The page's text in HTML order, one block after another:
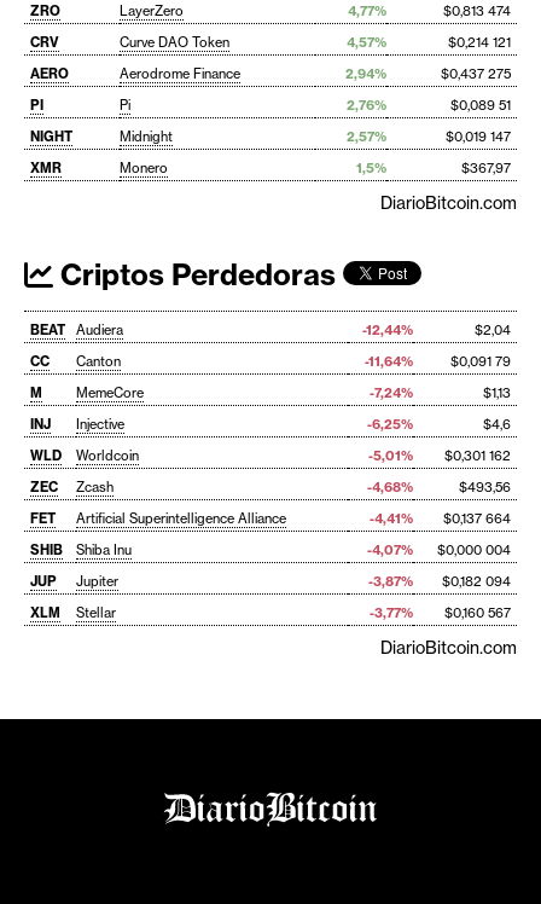
ZRO LayerZero 4,77%
$0,813 474
CRV
Curve DAO Token 4,57%
$0,214 121
AERO
Aerodrome Finance 2,94%
$0,437 275
PI
Pi 2,76%
$0,089 51
NIGHT
Midnight 2,57%
$0,019 147
XMR
Monero 1,5% $367,97
DiarioBitcoin.com
Criptos Perdedoras
BEAT Audiera -12,44%
$2,04
CC
Canton -11,64%
$0,091 79
M
MemeCore -7,24%
$1,13
INJ
Injective -6,25%
$4,6
WLD
Worldcoin -5,01%
$0,301 162
ZEC
Zcash -4,68%
$493,56
FET
Artificial Superintelligence Alliance -4,41%
$0,137 664
SHIB
Shiba Inu -4,07%
$0,000 004
JUP
Jupiter -3,87%
$0,182 094
XLM
Stellar -3,77% $0,160 567
DiarioBitcoin.com